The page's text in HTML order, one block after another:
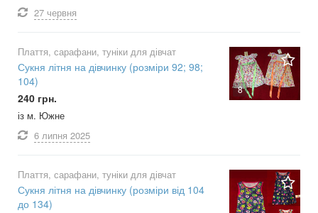
27 червня
8
Плаття, сарафани, туніки для дівчат
Сукня літня на дівчинку (розміри 92; 98;
104)
240 грн.
із м. Южне
6 липня 2025
Плаття, сарафани, туніки для дівчат
Сукня літня на дівчинку (розміри від 104
до 134)